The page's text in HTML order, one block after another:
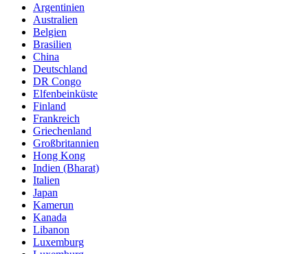
Argentinien
Australien
Belgien
Brasilien
China
Deutschland
DR Congo
Elfenbeinküste
Finland
Frankreich
Griechenland
Großbritannien
Hong Kong
Indien (Bharat)
Italien
Japan
Kamerun
Kanada
Libanon
Luxemburg